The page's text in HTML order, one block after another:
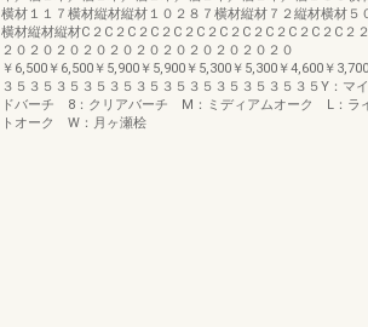
横材１１７横材縦材縦材１０２８７横材縦材７２縦材横材５
横材縦材縦材C２C２C２C２C２C２C２C２C２C２C２C２
２０２０２０２０２０２０２０２０２０２０２０
￥6,500￥6,500￥5,900￥5,900￥5,300￥5,300￥4,600￥
３５３５３５３５３５３５３５３５３５３５３５３５Y：マ
ドバーチ 8：クリアバーチ M：ミディアムオーク L：ラ
トオーク W：月ヶ瀬桧